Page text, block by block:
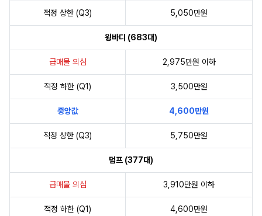
적정 상한 (Q3) 5,050만원
윙바디 (683대)
급매물 의심 2,975만원 이하
적정 하한 (Q1) 3,500만원
중앙값 4,600만원
적정 상한 (Q3) 5,750만원
덤프 (377대)
급매물 의심 3,910만원 이하
적정 하한 (Q1) 4,600만원